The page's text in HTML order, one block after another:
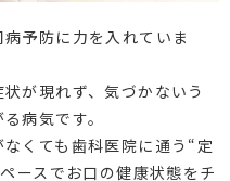
予防に力を入れていま
が現れず、気づかないう
病気です。
くても歯科医院に通う“定
ースでお口の健康状態をチ